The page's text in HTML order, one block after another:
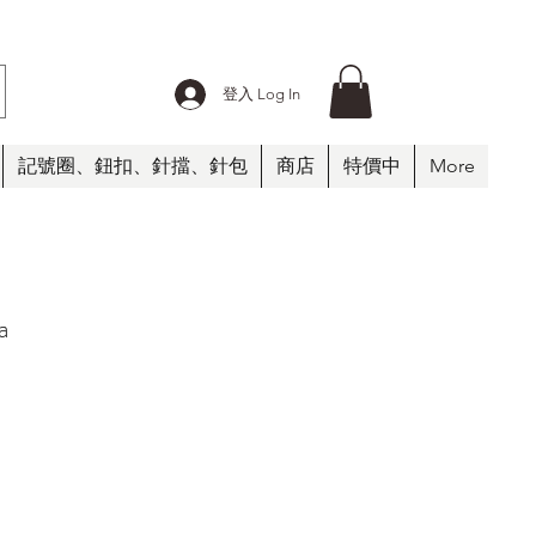
登入 Log In
記號圈、鈕扣、針擋、針包 商店 特價中 More